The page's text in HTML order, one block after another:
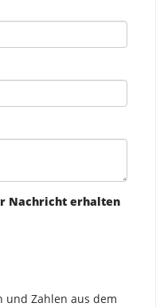
Nachricht erhalten
und Zahlen aus dem